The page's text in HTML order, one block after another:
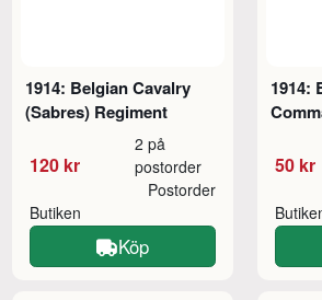
1914: Belgian Cavalry
(Sabres) Regiment
120 kr
2 på
postorder
Butiken
Postorder
Köp
1914:
50 kr